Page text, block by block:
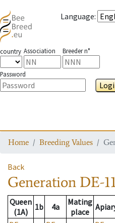
Language:
country Association Breeder n°
Password
Home Breeding Values
Back
Generation DE-
Queen
(1A)
1b 4a
Mating
place